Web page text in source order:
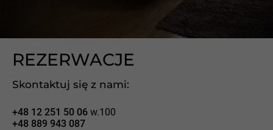
REZERWACJE
Skontaktuj się z nami:
+48 12 251 50 06 w.100
+48 889 943 087